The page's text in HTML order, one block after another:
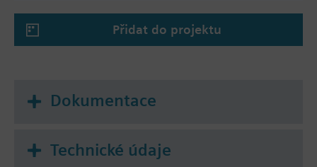
Přidat do projektu
Dokumentace
Technické údaje